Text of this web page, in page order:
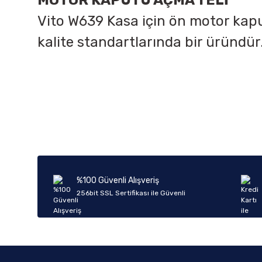
Vito W639 Kasa için ön motor
kalite standartlarında bir üründür.
Ürün fiyatı diğer sitelerden daha pahalı.
Bu ürüne benzer farklı alternatifler olmalı.
%100 Güvenli Alışveriş
256bit SSL Sertifikası ile Güvenli